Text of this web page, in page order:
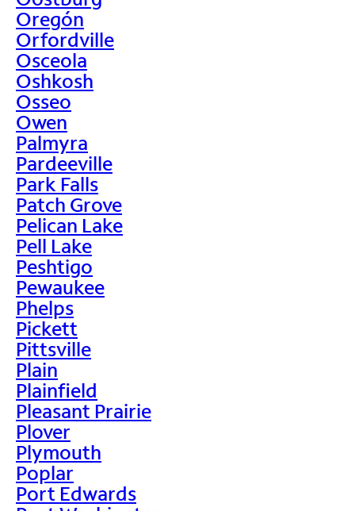
Oregón
Orfordville
Osceola
Oshkosh
Osseo
Owen
Palmyra
Pardeeville
Park Falls
Patch Grove
Pelican Lake
Pell Lake
Peshtigo
Pewaukee
Phelps
Pickett
Pittsville
Plain
Plainfield
Pleasant Prairie
Plover
Plymouth
Poplar
Port Edwards